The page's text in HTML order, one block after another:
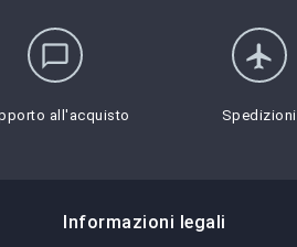
chat_bubble_outline
all'acquisto
flight
Spedizioni
Informazioni legali